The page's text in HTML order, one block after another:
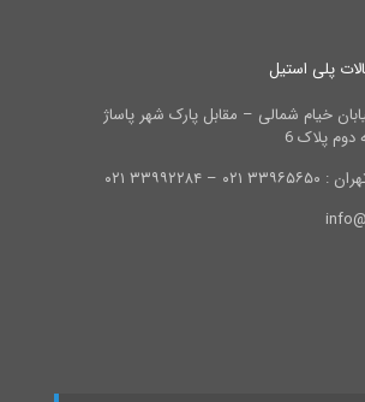
پلی استیل
خیام شمالی – مقابل پارک شهر پاساژ
پلاک 6
۰۲۱